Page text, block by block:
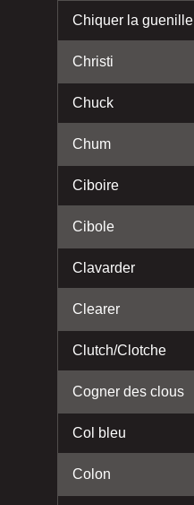
Chiquer la guenille
Christi
Chuck
Chum
Ciboire
Cibole
Clavarder
Clearer
Clutch/Clotche
Cogner des clous
Col bleu
Colon